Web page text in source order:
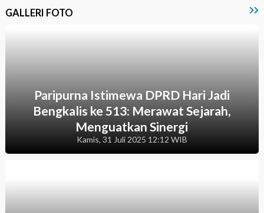
GALLERI FOTO
Paripurna Istimewa DPRD Hari Jadi
Bengkalis ke 513: Merawat Sejarah,
Menguatkan Sinergi
Kamis, 31 Juli 2025 12:12 WIB